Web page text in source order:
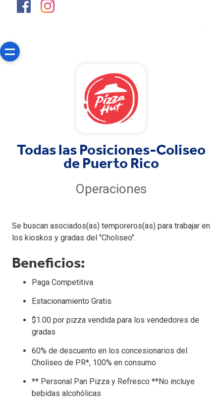
Todas las Posiciones-Coliseo
de Puerto Rico
Operaciones
Se buscan asociados(as) temporeros(as) para trabajar en
los kioskos y gradas del "Choliseo".
Beneficios:
Paga Competitiva
Estacionamiento Gratis
$1.00 por pizza vendida para los vendedores de
gradas
60% de descuento en los concesionarios del
Choliseo de PR*, 100% en consumo
** Personal Pan Pizza y Refresco **No incluye
bebidas alcohólicas